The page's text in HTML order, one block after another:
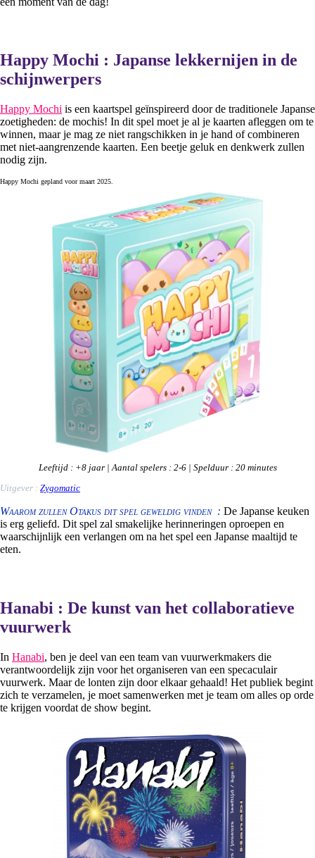
Happy Mochi : Japanse lekkernijen in de
schijnwerpers
Happy Mochi is een kaartspel geïnspireerd door de traditionele Japanse
zoetigheden: de mochis! In dit spel moet je al je kaarten afleggen om te
winnen, maar je mag ze niet rangschikken in je hand of combineren
met niet-aangrenzende kaarten. Een beetje geluk en denkwerk zullen
nodig zijn.
Happy Mochi gepland voor maart 2025.
Leeftijd : +8 jaar |Aantal spelers: 2-6 | Spelduur : 20 minutes
Uitgever : Zygomatic
Waarom zullen Otakus dit spel geweldig vinden : De Japanse keuken
is erg geliefd. Dit spel zal smakelijke herinneringen oproepen en
waarschijnlijk een verlangen om na het spel een Japanse maaltijd te
eten.
Hanabi : De kunst van het collaboratieve
vuurwerk
In Hanabi, ben je deel van een team van vuurwerkmakers die
verantwoordelijk zijn voor het organiseren van een specaculair
vuurwerk. Maar de lonten zijn door elkaar gehaald! Het publiek begint
zich te verzamelen, je moet samenwerken met je team om alles op orde
te krijgen voordat de show begint.